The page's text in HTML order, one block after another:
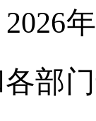
2026
部